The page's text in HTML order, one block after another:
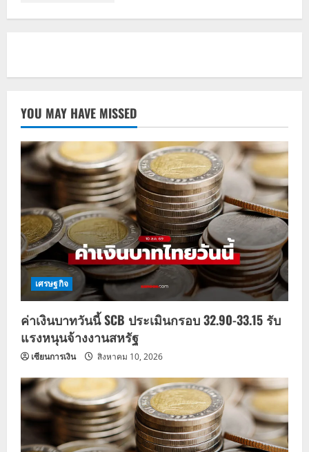
YOU MAY HAVE MISSED
เศรษฐกิจ
ค่าเงินบาทวันนี้ SCB ประเมินกรอบ 32.90-33.15 รับ
แรงหนุนจ้างงานสหรัฐ
เซียนการเงิน สิงหาคม 10, 2026